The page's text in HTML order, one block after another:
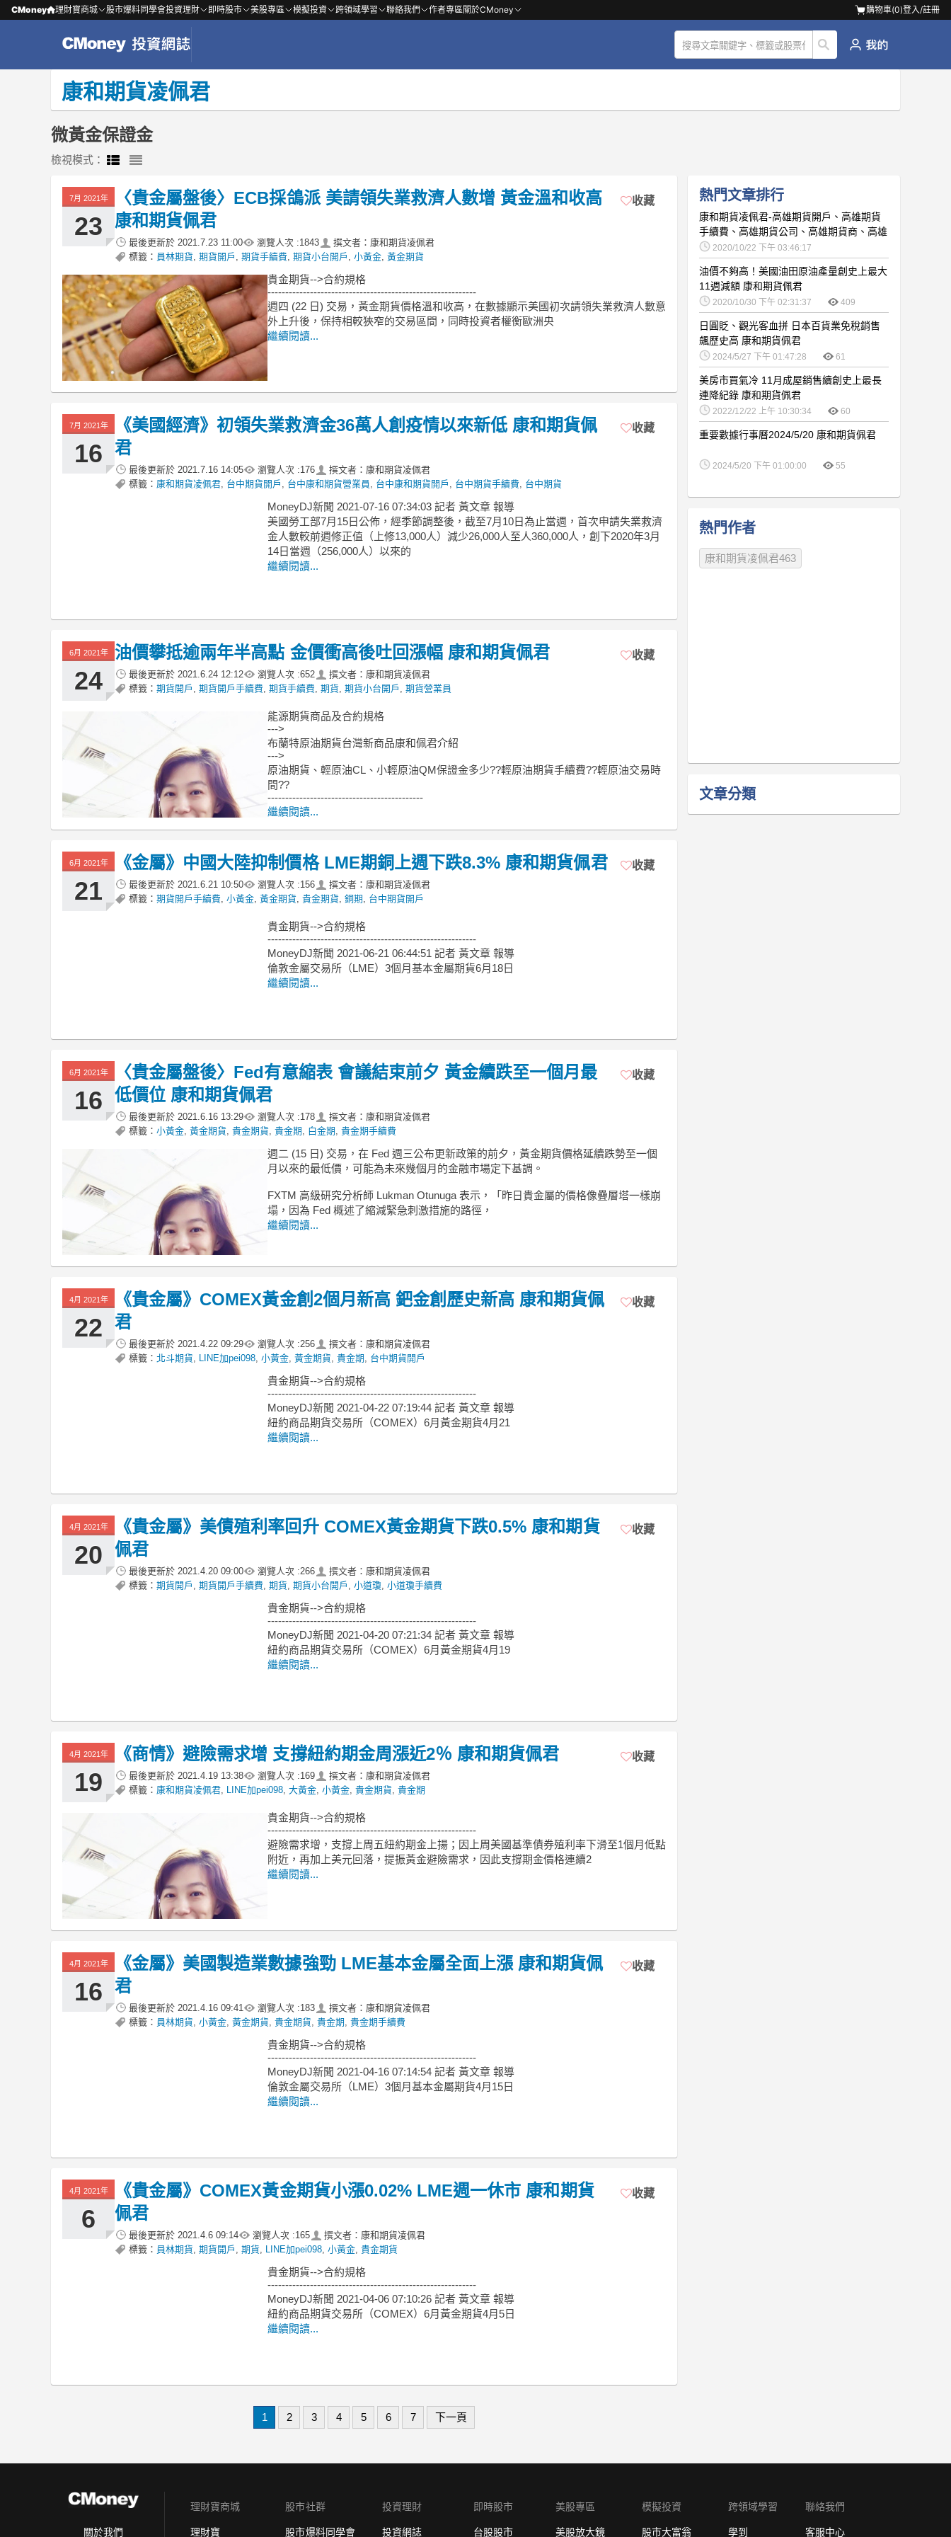
CMoney 理財寶商城 股市爆料同學會投資理財 即時股市 美股專區 模擬投資 跨領域學習 聯絡我們 作者專區關於CMoney 購物車(0)登入/註冊
康和期貨凌佩君
微黃金保證金
檢視模式：
7月 2021年
23
〈貴金屬盤後〉ECB採鴿派 美請領失業救濟人數增 黃金溫和收高
康和期貨佩君
最後更新於 2021.7.23 11:00 瀏覽人次 :1843
撰文者：康和期貨凌佩君
標籤： 員林期貨 期貨開戶 期貨手續費 期貨小台開戶 小黃金 黃金期貨
收藏
貴金期貨-->合約規格
-----------------------------------------------------------
週四 (22 日) 交易，黃金期貨價格溫和收高，在數據顯示美國初次請領失業救濟人數意
外上升後，保持相較狹窄的交易區間，同時投資者權衡歐洲央
繼續閱讀...
7月 2021年
16
《美國經濟》初領失業救濟金36萬人創疫情以來新低 康和期貨佩
君
最後更新於 2021.7.16 14:05 瀏覽人次 :176
撰文者：康和期貨凌佩君
標籤： 康和期貨凌佩君 台中期貨開戶 台中康和期貨營業員 台中康和期貨開戶 台中期貨手續費 台中期貨
收藏
MoneyDJ新聞 2021-07-16 07:34:03 記者 黃文章 報導
美國勞工部7月15日公佈，經季節調整後，截至7月10日為止當週，首次申請失業救濟
金人數較前週修正值（上修13,000人）減少26,000人至人360,000人，創下2020年3月
14日當週（256,000人）以來的
繼續閱讀...
6月 2021年
24
油價攀抵逾兩年半高點 金價衝高後吐回漲幅 康和期貨佩君
最後更新於 2021.6.24 12:12 瀏覽人次 :652
撰文者：康和期貨凌佩君
標籤： 期貨開戶 期貨開戶手續費 期貨手續費 期貨 期貨小台開戶 期貨營業員
收藏
能源期貨商品及合約規格
--->
布蘭特原油期貨台灣新商品康和佩君介紹
--->
原油期貨、輕原油CL、小輕原油QM保證金多少??輕原油期貨手續費??輕原油交易時
間??
--------------------------------------------
繼續閱讀...
6月 2021年
21
《金屬》中國大陸抑制價格 LME期銅上週下跌8.3% 康和期貨佩君
最後更新於 2021.6.21 10:50 瀏覽人次 :156
撰文者：康和期貨凌佩君
標籤： 期貨開戶手續費 小黃金 黃金期貨 貴金期貨 銅期 台中期貨開戶
收藏
貴金期貨-->合約規格
-----------------------------------------------------------
MoneyDJ新聞 2021-06-21 06:44:51 記者 黃文章 報導
倫敦金屬交易所（LME）3個月基本金屬期貨6月18日
繼續閱讀...
6月 2021年
16
〈貴金屬盤後〉Fed有意縮表 會議結束前夕 黃金續跌至一個月最
低價位 康和期貨佩君
最後更新於 2021.6.16 13:29 瀏覽人次 :178
撰文者：康和期貨凌佩君
標籤： 小黃金 黃金期貨 貴金期貨 貴金期 白金期 貴金期手續費
收藏
週二 (15 日) 交易，在 Fed 週三公布更新政策的前夕，黃金期貨價格延續跌勢至一個
月以來的最低價，可能為未來幾個月的金融市場定下基調。
FXTM 高級研究分析師 Lukman Otunuga 表示，「昨日貴金屬的價格像疊層塔一樣崩
塌，因為 Fed 概述了縮減緊急刺激措施的路徑，
繼續閱讀...
4月 2021年
22
《貴金屬》COMEX黃金創2個月新高 鈀金創歷史新高 康和期貨佩
君
最後更新於 2021.4.22 09:29 瀏覽人次 :256
撰文者：康和期貨凌佩君
標籤： 北斗期貨 LINE加pei098 小黃金 黃金期貨 貴金期 台中期貨開戶
收藏
貴金期貨-->合約規格
-----------------------------------------------------------
MoneyDJ新聞 2021-04-22 07:19:44 記者 黃文章 報導
紐約商品期貨交易所（COMEX）6月黃金期貨4月21
繼續閱讀...
4月 2021年
20
《貴金屬》美債殖利率回升 COMEX黃金期貨下跌0.5% 康和期貨
佩君
最後更新於 2021.4.20 09:00 瀏覽人次 :266
撰文者：康和期貨凌佩君
標籤： 期貨開戶 期貨開戶手續費 期貨 期貨小台開戶 小道瓊 小道瓊手續費
收藏
貴金期貨-->合約規格
-----------------------------------------------------------
MoneyDJ新聞 2021-04-20 07:21:34 記者 黃文章 報導
紐約商品期貨交易所（COMEX）6月黃金期貨4月19
繼續閱讀...
4月 2021年
19
《商情》避險需求增 支撐紐約期金周漲近2％ 康和期貨佩君
最後更新於 2021.4.19 13:38 瀏覽人次 :169
撰文者：康和期貨凌佩君
標籤： 康和期貨凌佩君 LINE加pei098 大黃金 小黃金 貴金期貨 貴金期
收藏
貴金期貨-->合約規格
-----------------------------------------------------------
避險需求增，支撐上周五紐約期金上揚；因上周美國基準債券殖利率下滑至1個月低點
附近，再加上美元回落，提振黃金避險需求，因此支撐期金價格連續2
繼續閱讀...
4月 2021年
16
《金屬》美國製造業數據強勁 LME基本金屬全面上漲 康和期貨佩
君
最後更新於 2021.4.16 09:41 瀏覽人次 :183
撰文者：康和期貨凌佩君
標籤： 員林期貨 小黃金 黃金期貨 貴金期貨 貴金期 貴金期手續費
收藏
貴金期貨-->合約規格
-----------------------------------------------------------
MoneyDJ新聞 2021-04-16 07:14:54 記者 黃文章 報導
倫敦金屬交易所（LME）3個月基本金屬期貨4月15日
繼續閱讀...
4月 2021年
6
《貴金屬》COMEX黃金期貨小漲0.02% LME週一休市 康和期貨
佩君
最後更新於 2021.4.6 09:14 瀏覽人次 :165
撰文者：康和期貨凌佩君
標籤： 員林期貨 期貨開戶 期貨 LINE加pei098 小黃金 貴金期貨
收藏
貴金期貨-->合約規格
-----------------------------------------------------------
MoneyDJ新聞 2021-04-06 07:10:26 記者 黃文章 報導
紐約商品期貨交易所（COMEX）6月黃金期貨4月5日
繼續閱讀...
1 2 3 4 5 6 7 下一頁
熱門文章排行
康和期貨凌佩君-高雄期貨開戶、高雄期貨
手續費、高雄期貨公司、高雄期貨商、高雄
康和期貨開戶
2020/10/22 下午 03:46:17
1046932
油價不夠高！美國油田原油產量創史上最大
11週減額 康和期貨佩君
2020/10/30 下午 02:31:37 409
日圓貶、觀光客血拼 日本百貨業免稅銷售
飆歷史高 康和期貨佩君
2024/5/27 下午 01:47:28 61
美房市買氣冷 11月成屋銷售續創史上最長
連降紀錄 康和期貨佩君
2022/12/22 上午 10:30:34 60
重要數據行事曆2024/5/20 康和期貨佩君
2024/5/20 下午 01:00:00 55
熱門作者
康和期貨凌佩君463
文章分類
關於我們
理財寶商城
理財寶
股市社群
股市爆料同學會
投資理財
投資網誌
即時股市
台股股市
美股專區
美股放大鏡
模擬投資
股市大富翁
跨領域學習
學到
聯絡我們
客服中心